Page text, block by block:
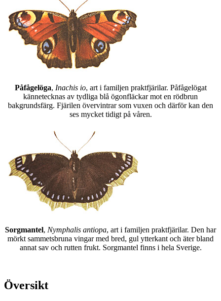
Påfågelöga, Inachis io, art i familjen praktfjärilar. Påfågelögat
kännetecknas av tydliga blå ögonfläckar mot en rödbrun
bakgrundsfärg. Fjärilen övervintrar som vuxen och därför kan den
ses mycket tidigt på våren.
Sorgmantel, Nymphalis antiopa, art i familjen praktfjärilar. Den har
mörkt sammetsbruna vingar med bred, gul ytterkant och äter bland
annat sav och rutten frukt. Sorgmantel finns i hela Sverige.
Översikt